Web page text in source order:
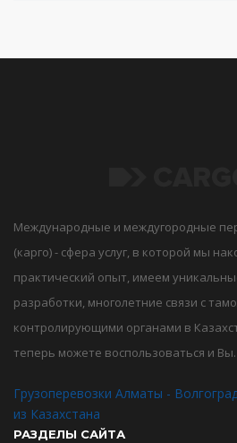
Международные и междугородные
(карго) - сфера услуг, в которой мы
практический опыт, имеем
разработки, многолетние связи с
контролирующими органами в
теперь можете воспользоваться и Вы.
Грузоперевозки Алматы -
из Казахстана
РАЗДЕЛЫ САЙТА